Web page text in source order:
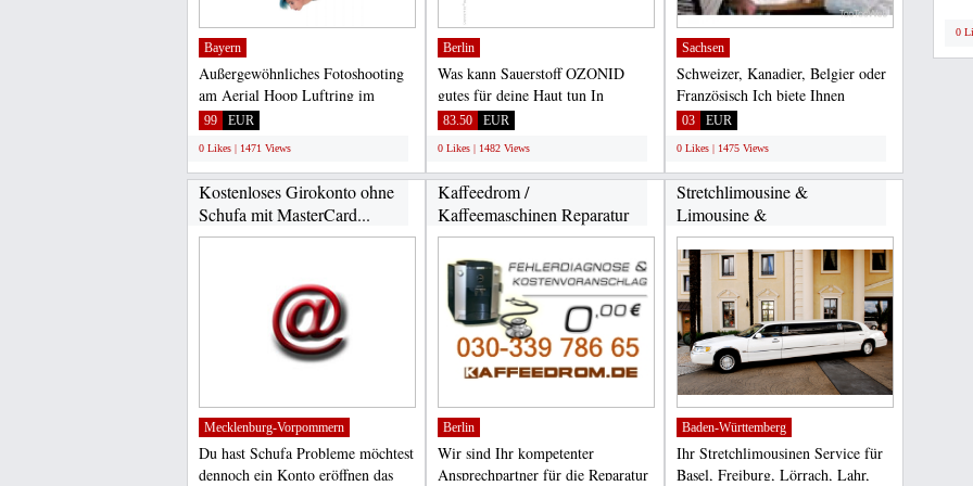
Bayern
Außergewöhnliches Fotoshooting
am Aerial Hoop Luftring im
GoodPhoto Studio. So flexibel...
99 EUR
0 Likes | 1471 Views
Berlin
Was kann Sauerstoff OZONID
gutes für deine Haut tun In
Verbindung mit unserem
83.50 EUR
0 Likes | 1482 Views
Sachsen
Schweizer, Kanadier, Belgier oder
Französisch Ich biete Ihnen
Darlehen von 1.000...
03 EUR
0 Likes | 1475 Views
Kostenloses Girokonto ohne
Schufa mit MasterCard...
Mecklenburg-Vorpommern
Du hast Schufa Probleme möchtest
dennoch ein Konto eröffnen das
Kaffeedrom /
Kaffeemaschinen Reparatur
Service...
Berlin
Wir sind Ihr kompetenter
Ansprechpartner für die Reparatur
Stretchlimousine &
Limousine &
Hochzeitslimousine...
Baden-Württemberg
Ihr Stretchlimousinen Service für
Basel, Freiburg, Lörrach, Lahr,
0